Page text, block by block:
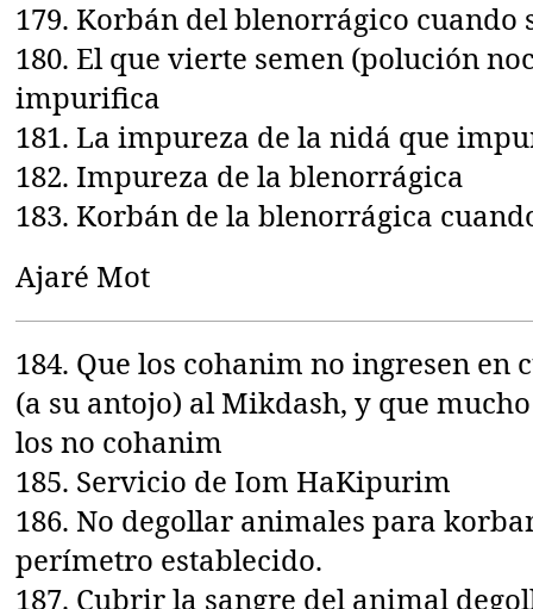
179. Korbán del blenorrágico cuando
180. El que vierte semen (polución
impurifica
181. La impureza de la nidá que
182. Impureza de la blenorrágica
183. Korbán de la blenorrágica
Ajaré Mot
184. Que los cohanim no ingresen
(a su antojo) al Mikdash, y que
los no cohanim
185. Servicio de Iom HaKipurim
186. No degollar animales para
perímetro establecido.
187. Cubrir la sangre del animal